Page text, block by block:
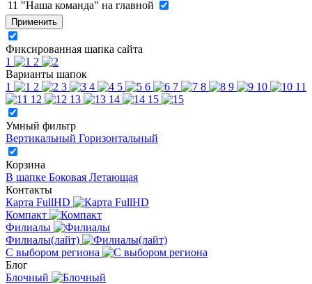
11 "Наша команда" на главной
Применить
Фиксированная шапка сайта
1
2
Варианты шапок
1
2 3 4 5 6 7 8 9 10
11
12
13 14 15
Умный фильтр
Вертикальный Горизонтальный
Корзина
В шапке Боковая Летающая
Контакты
Карта FullHD
Компакт
Филиалы
Филиалы(лайт)
С выбором региона
Блог
Блочный